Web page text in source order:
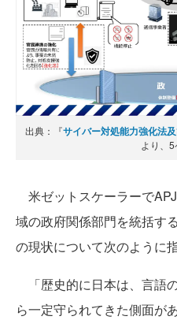
出典：『サイバー対処能力強化法
より、
米ゼットスケーラーで
域の政府関係部門を統括す
の現状について次のように指
「歴史的に日本は、言語
ら一定守られてきた側面が